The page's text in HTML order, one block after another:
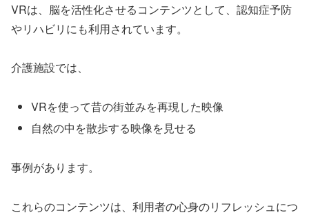
VRは、脳を活性化させるコンテンツとして、認知症予防
やリハビリにも利用されています。
介護施設では、
VRを使って昔の街並みを再現した映像
自然の中を散歩する映像を見せる
事例があります。
これらのコンテンツは、利用者の心身のリフレッシュにつ